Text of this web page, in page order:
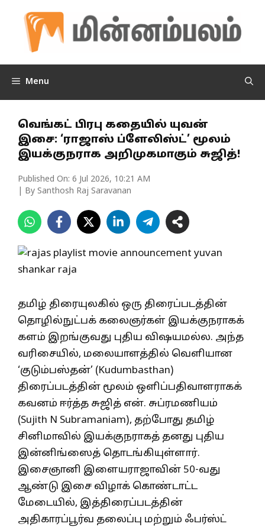
content
Menu
வெங்கட் பிரபு கதையில் யுவன்
இசை: ‘ராஜாஸ் ப்ளேலிஸ்ட்’ மூலம்
இயக்குநராக அறிமுகமாகும் சுஜித்!
Published On: 6 Jul 2026, 10:21 AM
| By Santhosh Raj Saravanan
தமிழ் திரையுலகில் ஒரு திரைப்படத்தின்
தொழில்நுட்பக் கலைஞர்கள் இயக்குநராகக்
களம் இறங்குவது புதிய விஷயமல்ல. அந்த
வரிசையில், மலையாளத்தில் வெளியான
‘குடும்பஸ்தன்’ (Kudumbasthan)
திரைப்படத்தின் மூலம் ஒளிப்பதிவாளராகக்
கவனம் ஈர்த்த சுஜித் என். சுப்ரமணியம்
(Sujith N Subramaniam), தற்போது தமிழ்
சினிமாவில் இயக்குநராகத் தனது புதிய
இன்னிங்ஸைத் தொடங்கியுள்ளார்.
இசைஞானி இளையராஜாவின் 50-வது
ஆண்டு இசை விழாக் கொண்டாட்ட
மேடையில், இத்திரைப்படத்தின்
அதிகாரப்பூர்வ தலைப்பு மற்றும் ஃபர்ஸ்ட்